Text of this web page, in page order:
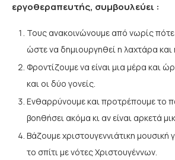
εργοθεραπευτής, συμβουλεύει :
Τους ανακοινώνουμε από νωρίς
ώστε να δημιουργηθεί η λαχτάρα
Φροντίζουμε να είναι μια μέρα και
και οι δύο γονείς.
Ενθαρρύνουμε και προτρέπουμε το
βοηθήσει ακόμα κι αν είναι αρκετά
Βάζουμε χριστουγεννιάτικη μουσική
το σπίτι με νότες Χριστουγέννων.